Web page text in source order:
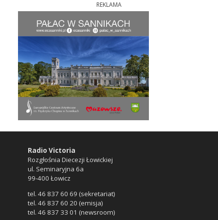
REKLAMA
Radio Victoria
Rozgłośnia Diecezji Łowickiej
ul. Seminaryjna 6a
99-400 Łowicz
tel. 46 837 60 69 (sekretariat)
tel. 46 837 60 20 (emisja)
tel. 46 837 33 01 (newsroom)